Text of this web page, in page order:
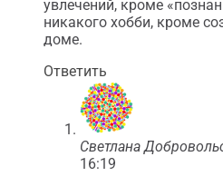
увлечений, кроме
никакого хобби, кроме
доме.
Ответить
Светлана
16:19